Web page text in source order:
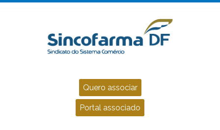
Quero associar
Portal associado